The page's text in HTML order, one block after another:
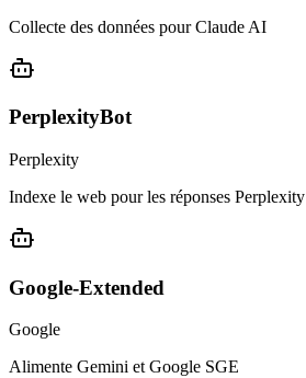
Collecte des données pour Claude AI
PerplexityBot
Perplexity
Indexe le web pour les réponses Perplexity
Google-Extended
Google
Alimente Gemini et Google SGE